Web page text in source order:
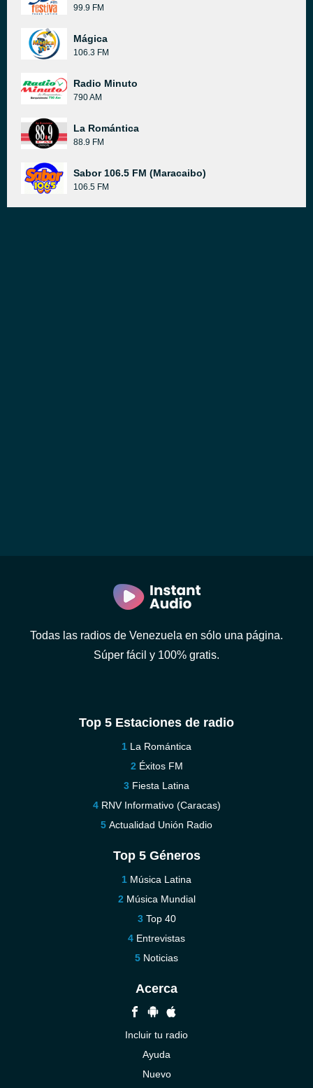
99.9 FM
Mágica
106.3 FM
Radio Minuto
790 AM
La Romántica
88.9 FM
Sabor 106.5 FM (Maracaibo)
106.5 FM
Todas las radios de Venezuela en sólo una página.
Súper fácil y 100% gratis.
Top 5 Estaciones de radio
La Romántica
Éxitos FM
Fiesta Latina
RNV Informativo (Caracas)
Actualidad Unión Radio
Top 5 Géneros
Música Latina
Música Mundial
Top 40
Entrevistas
Noticias
Acerca
Incluir tu radio
Ayuda
Nuevo